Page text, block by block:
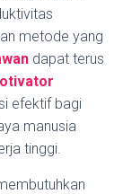
metode yang
dapat terus
efektif bagi
manusia
tinggi.